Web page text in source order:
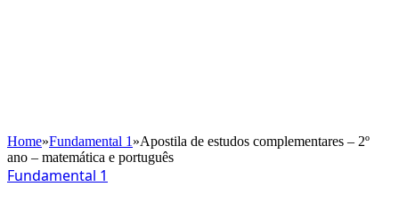
Home»Fundamental 1 »Apostila de estudos complementares – 2º
ano – matemática e português
Fundamental 1